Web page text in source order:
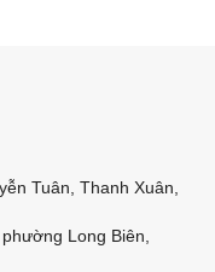
Tuân, Thanh Xuân,
Long Biên,